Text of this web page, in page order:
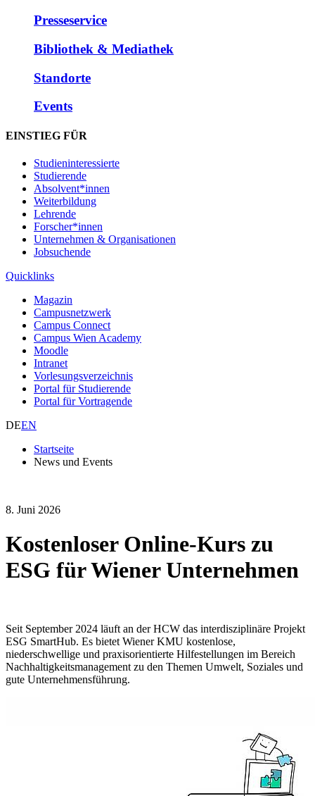
Presseservice
Bibliothek & Mediathek
Standorte
Events
EINSTIEG FÜR
Studieninteressierte
Studierende
Absolvent*innen
Weiterbildung
Lehrende
Forscher*innen
Unternehmen & Organisationen
Jobsuchende
Quicklinks
Magazin
Campusnetzwerk
Campus Connect
Campus Wien Academy
Moodle
Intranet
Vorlesungsverzeichnis
Portal für Studierende
Portal für Vortragende
DEEN
Startseite
News und Events
8. Juni 2026
Kostenloser Online-Kurs zu
ESG für Wiener Unternehmen
Seit September 2024 läuft an der HCW das interdisziplinäre Projekt
ESG SmartHub. Es bietet Wiener KMU kostenlose,
niederschwellige und praxisorientierte Hilfestellungen im Bereich
Nachhaltigkeitsmanagement zu den Themen Umwelt, Soziales und
gute Unternehmensführung.